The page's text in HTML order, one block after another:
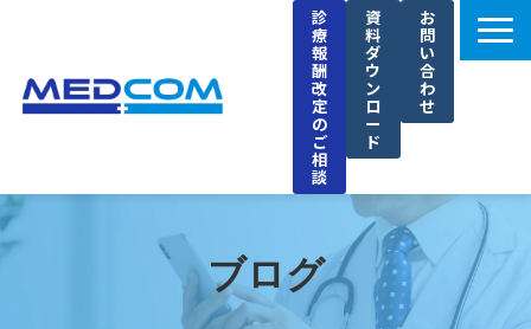
診
療
報
酬
改
定
の
ご
相
談
資
料
ダ
ウ
ン
ロ
ー
ド
お
問
い
合
わ
せ
選ばれる理由
導入事例
ブログ